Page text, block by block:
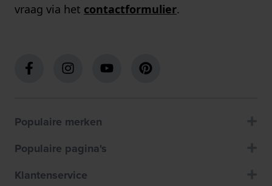
vraag via het contactformulier.
Populaire merken
Populaire pagina's
Klantenservice